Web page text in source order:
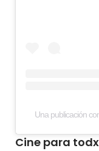
Una publicación
Cine para